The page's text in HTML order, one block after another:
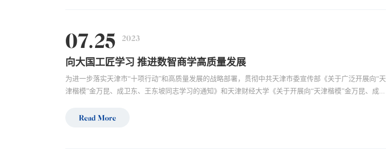
07.25 2023
向大国工匠学习 推进数智商学高质量发展
为进一步落实天津市“十项行动”和高质量发展的战略部署，贯彻中共天津市委宣传部《关于广泛开展向“天
津楷模”金万昆、成卫东、王东坡同志学习的通知》和天津财经大学《关于开展向“天津楷模”金万昆、成...
Read More